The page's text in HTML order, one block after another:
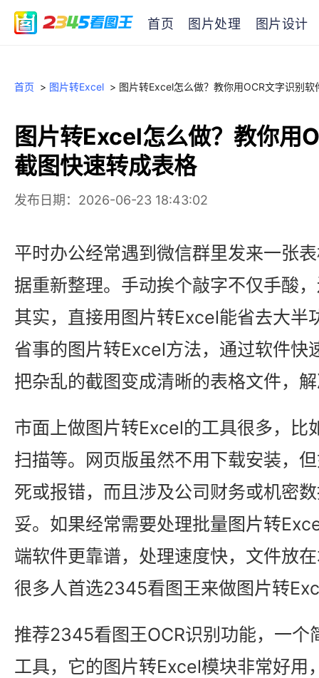
首页 图片处理 图片设计
首页 > 图片转Excel > 图片转Excel怎么做？教你用OCR文字识别
图片转Excel怎么做？教你用
截图快速转成表格
发布日期：2026-06-23 18:43:02
平时办公经常遇到微信群里发来一张
据重新整理。手动挨个敲字不仅手酸
其实，直接用图片转Excel能省去大半
省事的图片转Excel方法，通过软件快
把杂乱的截图变成清晰的表格文件，
市面上做图片转Excel的工具很多，比
扫描等。网页版虽然不用下载安装，
死或报错，而且涉及公司财务或机密
妥。如果经常需要处理批量图片转
端软件更靠谱，处理速度快，文件放
很多人首选2345看图王来做图片转
推荐2345看图王OCR识别功能，一个
工具，它的图片转Excel模块非常好用